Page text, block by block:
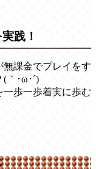
践！
課金でプレイをす
｀･ω･´)
一歩一歩着実に歩む